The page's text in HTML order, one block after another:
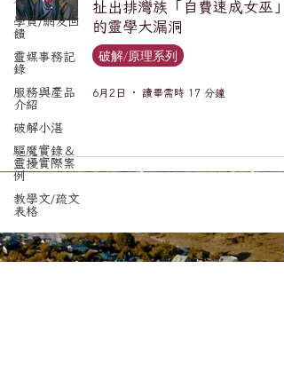
學員/網友回
饋
靈媒事務記
錄
服務與產品
介紹
破解小湛
驅魔實錄＆
靈擾實際案
例
教學文/疏文
表格
扯出排灣族「自費速成女巫」
的靈學大漏洞
破解/原理系列
6月2日 讀畢需時 17 分鐘